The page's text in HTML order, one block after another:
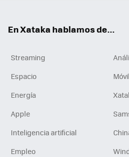
En Xataka hablamos de...
Streaming
Espacio
Energía
Apple
Inteligencia artificial
Empleo